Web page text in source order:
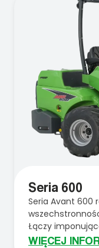
Seria 600
Seria Avant 600
Łączy
WIĘCEJ